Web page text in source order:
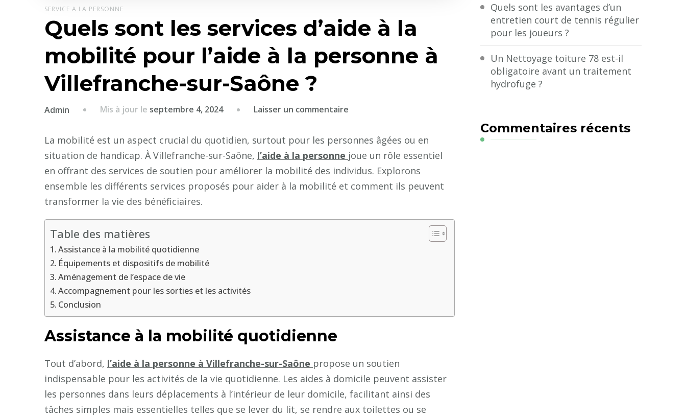
SERVICE A LA PERSONNE
Quels sont les services d’aide à la
mobilité pour l’aide à la personne à
Villefranche-sur-Saône ?
Admin Mis à jour le septembre 4, 2024 Laisser un commentaire
sont
les
services
d’aide
à
mobilité
Villefranche-
La mobilité est un aspect crucial du quotidien, surtout pour les personnes âgées ou en
situation de handicap. À Villefranche-sur-Saône, l’aide à la personne joue un rôle essentiel
en offrant des services de soutien pour améliorer la mobilité des individus. Explorons
ensemble les différents services proposés pour aider à la mobilité et comment ils peuvent
transformer la vie des bénéficiaires.
Table des matières
Assistance à la mobilité quotidienne
Équipements et dispositifs de mobilité
Aménagement de l’espace de vie
Accompagnement pour les sorties et les activités
Conclusion
Assistance à la mobilité quotidienne
Tout d’abord, l’aide à la personne à Villefranche-sur-Saône propose un soutien
indispensable pour les activités de la vie quotidienne. Les aides à domicile peuvent assister
les personnes dans leurs déplacements à l’intérieur de leur domicile, facilitant ainsi des
tâches simples mais essentielles telles que se lever du lit, se rendre aux toilettes ou se
Quels sont les avantages d’un
entretien court de tennis régulier
pour les joueurs ?
Un Nettoyage toiture 78 est-il
obligatoire avant un traitement
hydrofuge ?
Commentaires récents